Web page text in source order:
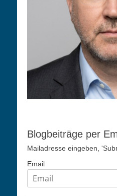
Blogbeiträge per
Mailadresse eingeben,
Email